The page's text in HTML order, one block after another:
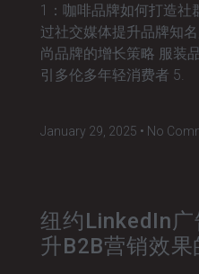
1：咖啡品牌如何打造社
过社交媒体提升品牌知
尚品牌的增长策略 服装
引多伦多年轻消费者 5.
January 29, 2025 No
纽约LinkedIn
升B2B营销效